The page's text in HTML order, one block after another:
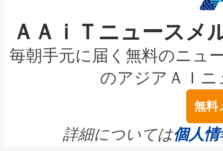
取得できる可能性もあります
設には、3億～4億ドルかか
最高経営責任者（CEO）であ
す。「当社のfully-connected
ームを利用すれば、6,000万
きます。この効率性は、フェ
限を超えて利用可能な電力容
持できるよう貢献します。こ
ービスレベル契約（SLA）違
テリー性能の劣化によるダウ
念は、現在データセンターが
ます。 Voltaiq provides a
quality and reliability for AI
なレーザースポットにより、
な環境下でも豊かなディテー
キロメートル範囲を検出
LiDAR for Inspections,
は1535 nmレーザーを搭載。
イズの小径化を実現すること
す。ノーマルモードでは、
ＡＡｉＴニュース
毎朝手元に届く無料のニュ
のアジアＡＩ
無料
詳細については個人